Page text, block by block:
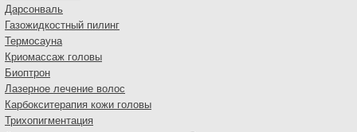
Дарсонваль
Газожидкостный пилинг
Термосауна
Криомассаж головы
Биоптрон
Лазерное лечение волос
Карбокситерапия кожи головы
Трихопигментация